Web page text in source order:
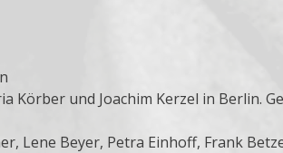
Körber und Joachim Kerzel in Berlin.
Lene Beyer, Petra Einhoff, Frank